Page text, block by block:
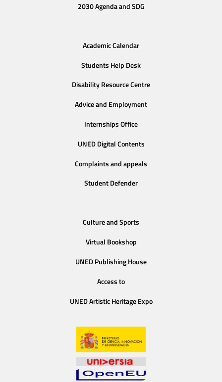
2030 Agenda and SDG
Academic Calendar
Students Help Desk
Disability Resource Centre
Advice and Employment
Internships Office
UNED Digital Contents
Complaints and appeals
Student Defender
Culture and Sports
Virtual Bookshop
UNED Publishing House
Access to
UNED Artistic Heritage Expo